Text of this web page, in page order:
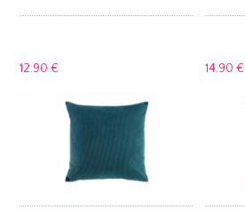
12.90 € 14.90 €